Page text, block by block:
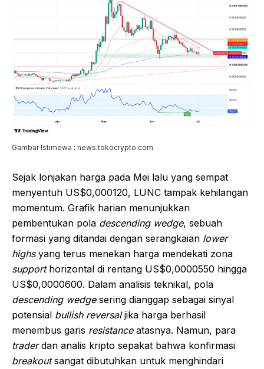
Gambar Istimewa : news.tokocrypto.com
Sejak lonjakan harga pada Mei lalu yang sempat
menyentuh US$0,000120, LUNC tampak kehilangan
momentum. Grafik harian menunjukkan
pembentukan pola descending wedge, sebuah
formasi yang ditandai dengan serangkaian lower
highsyang terus menekan harga mendekati zona
supporthorizontal di rentang US$0,0000550 hingga
US$0,0000600. Dalam analisis teknikal, pola
descending wedgesering dianggap sebagai sinyal
potensial bullish reversaljika harga berhasil
menembus garis resistanceatasnya. Namun, para
traderdan analis kripto sepakat bahwa konfirmasi
breakoutsangat dibutuhkan untuk menghindari